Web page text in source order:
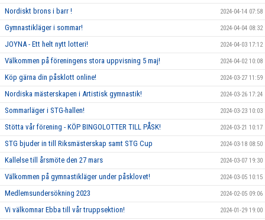
Nordiskt brons i barr ! 2024-04-14 07:58
Gymnastikläger i sommar! 2024-04-04 08:32
JOYNA - Ett helt nytt lotteri! 2024-04-03 17:12
Välkommen på föreningens stora uppvisning 5 maj! 2024-04-02 10:08
Köp gärna din påsklott online! 2024-03-27 11:59
Nordiska mästerskapen i Artistisk gymnastik! 2024-03-26 17:24
Sommarläger i STG-hallen! 2024-03-23 10:03
Stötta vår förening - KÖP BINGOLOTTER TILL PÅSK! 2024-03-21 10:17
STG bjuder in till Riksmästerskap samt STG Cup 2024-03-18 08:50
Kallelse till årsmöte den 27 mars 2024-03-07 19:30
Välkommen på gymnastikläger under påsklovet! 2024-03-05 10:15
Medlemsundersökning 2023 2024-02-05 09:06
Vi välkomnar Ebba till vår truppsektion! 2024-01-29 19:00